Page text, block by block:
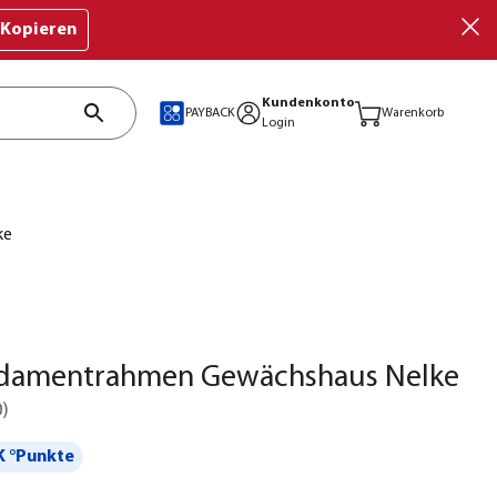
Kopieren
PAYBACK
Kundenkonto
Login
Warenkorb
Gewächshaus Nelke
)
°Punkte